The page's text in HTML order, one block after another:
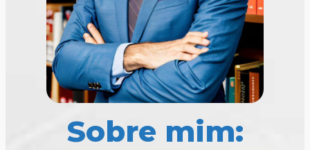
Sobre mim: